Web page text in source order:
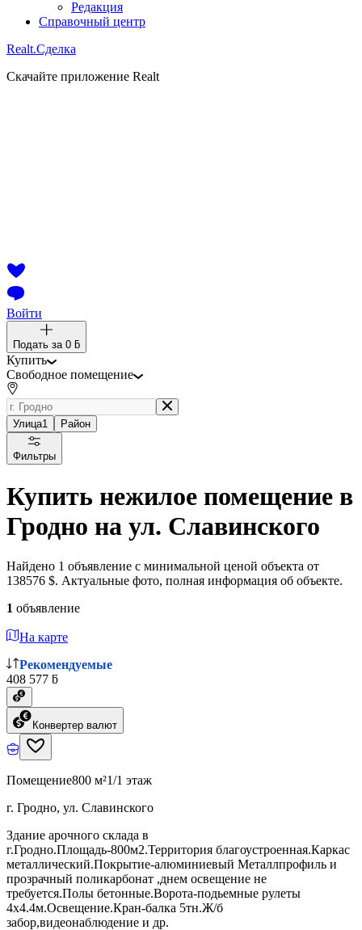
Редакция
Справочный центр
Realt.Сделка
Скачайте приложение Realt
Войти
Подать за 0 ƃ
Купить
Свободное помещение
Улица1 Район
Фильтры
Купить нежилое помещение в
Гродно на ул. Славинского
Найдено 1 объявление с минимальной ценой объекта от
138576 $. Актуальные фото, полная информация об объекте.
1 объявление
На карте
Рекомендуемые
408 577 ƃ
Конвертер валют
Помещение800 м²1/1 этаж
г. Гродно, ул. Славинского
Здание арочного склада в
г.Гродно.Площадь-800м2.Территория благоустроенная.Каркас
металлический.Покрытие-алюминиевый Металлпрофиль и
прозрачный поликарбонат ,днем освещение не
требуется.Полы бетонные.Ворота-подьемные рулеты
4х4.4м.Освещение.Кран-балка 5тн.Ж/б
забор,видеонаблюдение и др.